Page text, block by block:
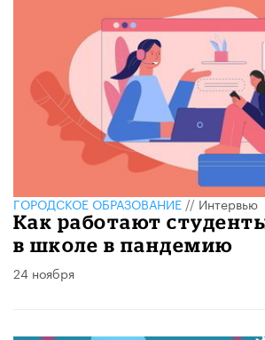
ГОРОДСКОЕ ОБРАЗОВАНИЕ//Интервью
Как работают
в школе в пандемию
24 ноября